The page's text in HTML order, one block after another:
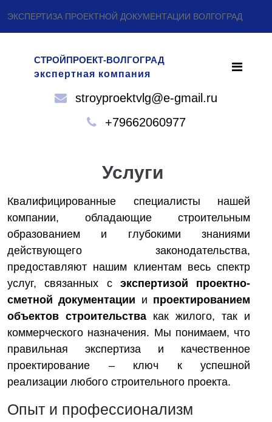
ЭКСПЕРТИЗА ПРОЕКТНОЙ ДОКУМЕНТАЦИИ ВОЛГОГРАД
СТРОЙПРОЕКТ-ВОЛГОГРАД
экспертная компания
stroyproektvlg@e-gmail.ru
+79662060977
Услуги
Квалифицированные специалисты нашей
компании, обладающие строительным
образованием и глубокими знаниями
действующего законодательства,
предоставляют нашим клиентам весь спектр
услуг, связанных с экспертизой проектно-
сметной документации и проектированием
объектов строительства как жилого, так и
коммерческого назначения. Мы понимаем, что
правильная экспертиза и качественное
проектирование – ключ к успешной
реализации любого строительного проекта.
Опыт и профессионализм